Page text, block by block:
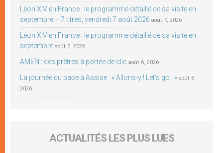
Léon XIV en France : le programme détaillé de sa visite en
septembre – 7 titres, vendredi 7 août 2026 août 7, 2026
Léon XIV en France : le programme détaillé de sa visite en
septembre août 7, 2026
AMEN : des prêtres à portée de clic août 6, 2026
La journée du pape à Assise : « Allons-y ! Let’s go ! » août 6,
2026
ACTUALITÉS LES PLUS LUES